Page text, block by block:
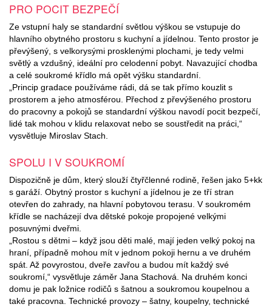
PRO POCIT BEZPEČÍ
Ze vstupní haly se standardní světlou výškou se vstupuje do
hlavního obytného prostoru s kuchyní a jídelnou. Tento prostor je
převýšený, s velkorysými prosklenými plochami, je tedy velmi
světlý a vzdušný, ideální pro celodenní pobyt. Navazující chodba
a celé soukromé křídlo má opět výšku standardní.
„Princip gradace používáme rádi, dá se tak přímo kouzlit s
prostorem a jeho atmosférou. Přechod z převýšeného prostoru
do pracovny a pokojů se standardní výškou navodí pocit bezpečí,
lidé tak mohou v klidu relaxovat nebo se soustředit na práci,“
vysvětluje Miroslav Stach.
SPOLU I V SOUKROMÍ
Dispozičně je dům, který slouží čtyřčlenné rodině, řešen jako 5+kk
s garáží. Obytný prostor s kuchyní a jídelnou je ze tří stran
otevřen do zahrady, na hlavní pobytovou terasu. V soukromém
křídle se nacházejí dva dětské pokoje propojené velkými
posuvnými dveřmi.
„Rostou s dětmi – když jsou děti malé, mají jeden velký pokoj na
hraní, případně mohou mít v jednom pokoji hernu a ve druhém
spát. Až povyrostou, dveře zavřou a budou mít každý své
soukromí,“ vysvětluje záměr Jana Stachová. Na druhém konci
domu je pak ložnice rodičů s šatnou a soukromou koupelnou a
také pracovna. Technické provozy – šatny, koupelny, technické